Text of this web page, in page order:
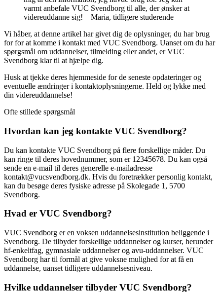
varmt anbefale VUC Svendborg til alle, der ønsker at
videreuddanne sig! – Maria, tidligere studerende
Vi håber, at denne artikel har givet dig de oplysninger, du har brug
for for at komme i kontakt med VUC Svendborg. Uanset om du har
spørgsmål om uddannelser, tilmelding eller andet, er VUC
Svendborg klar til at hjælpe dig.
Husk at tjekke deres hjemmeside for de seneste opdateringer og
eventuelle ændringer i kontaktoplysningerne. Held og lykke med
din videreuddannelse!
Ofte stillede spørgsmål
Hvordan kan jeg kontakte VUC Svendborg?
Du kan kontakte VUC Svendborg på flere forskellige måder. Du
kan ringe til deres hovednummer, som er 12345678. Du kan også
sende en e-mail til deres generelle e-mailadresse
kontakt@vucsvendborg.dk. Hvis du foretrækker personlig kontakt,
kan du besøge deres fysiske adresse på Skolegade 1, 5700
Svendborg.
Hvad er VUC Svendborg?
VUC Svendborg er en voksen uddannelsesinstitution beliggende i
Svendborg. De tilbyder forskellige uddannelser og kurser, herunder
hf-enkeltfag, gymnasiale uddannelser og avu-uddannelser. VUC
Svendborg har til formål at give voksne mulighed for at få en
uddannelse, uanset tidligere uddannelsesniveau.
Hvilke uddannelser tilbyder VUC Svendborg?